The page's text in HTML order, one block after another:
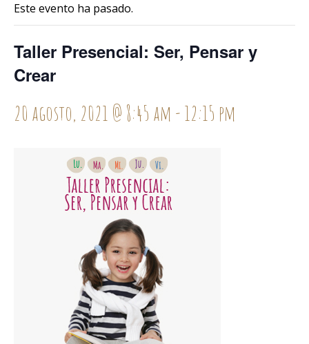
Este evento ha pasado.
Taller Presencial: Ser, Pensar y
Crear
20 agosto, 2021 @ 8:45 am -12:15 pm